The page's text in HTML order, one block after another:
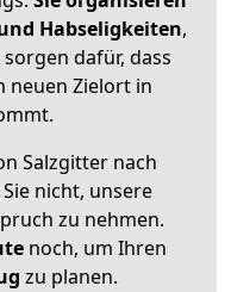
Habseligkeiten,
dafür, dass
neuen Zielort in
Salzgitter nach
nicht, unsere
zu nehmen.
noch, um Ihren
zu planen.